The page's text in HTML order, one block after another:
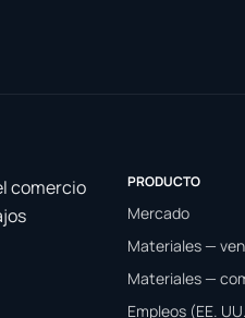
comercio
PRODUCTO
Mercado
Materiales —
Materiales —
Empleos (EE.